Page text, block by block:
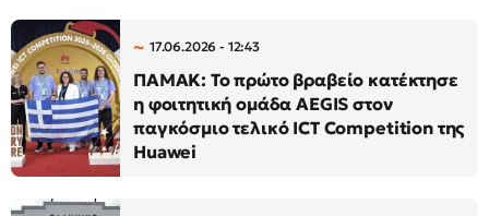
17.06.2026 - 12:43
ΠΑΜΑΚ: Το πρώτο βραβείο κατέκτησε
η φοιτητική ομάδα AEGIS στον
παγκόσμιο τελικό ICT Competition της
Huawei